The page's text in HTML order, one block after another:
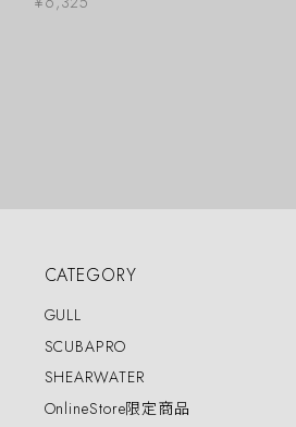
CATEGORY
GULL
SCUBAPRO
SHEARWATER
OnlineStore限定商品